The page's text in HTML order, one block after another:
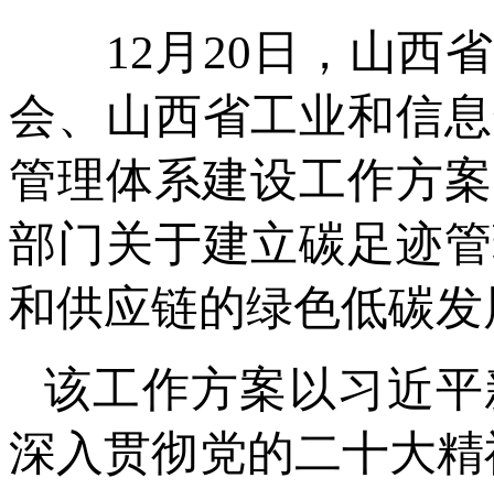
12月20日，山西省
会、山西省工业和信
管理体系建设工作方
部门关于建立碳足迹
和供应链的绿色低碳
该工作方案以习近
深入贯彻党的二十大